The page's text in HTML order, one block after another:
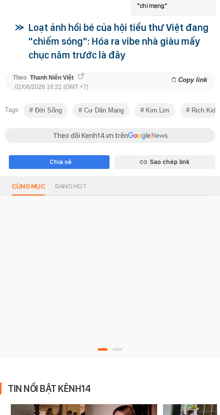
"chí mạng"
Loạt ảnh hồi bé của hội tiểu thư Việt đang
"chiếm sóng": Hóa ra vibe nhà giàu mấy
chục năm trước là đây
Theo Thanh Niên Việt Copy link
02/06/2026 16:21 (GMT +7)
Tags Đời Sống Cư Dân Mạng Kim Lim Rich Kid
Theo dõi Kenh14.vn trên
Chia sẻ Sao chép link
CÙNG MỤC ĐANG HOT
TIN NỔI BẬT KÊNH14